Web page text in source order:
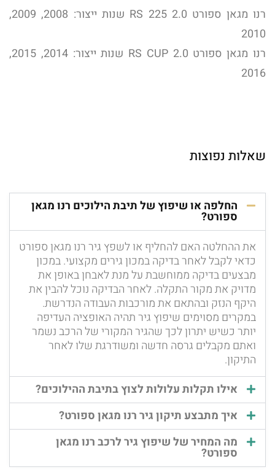
רנו מגאן ספורט 2.0 RS 225 שנות ייצור: 2008, 2009,
2010
רנו מגאן ספורט 2.0 RS CUP שנות ייצור: 2014, 2015,
2016
שאלות נפוצות
החלפה או שיפוץ של תיבת הילוכים רנו מגאן
ספורט?
את ההחלטה האם להחליף או לשפץ גיר רנו מגאן ספורט
כדאי לקבל לאחר בדיקה במכון גירים מקצועי. במכון
מבצעים בדיקה ממוחשבת על מנת לאבחן באופן את
מדויק את מקור התקלה. לאחר הבדיקה נוכל להבין את
היקף הנזק ובהתאם את מורכבות העבודה הנדרשת.
במקרים מסוימים שיפוץ גיר תהיה האופציה העדיפה
יותר כשיש יתרון לכך שהגיר המקורי של הרכב נשמר
ואתם מקבלים גרסה חדשה ומשודרגת שלו לאחר
התיקון.
אילו תקלות עלולות לצוץ בתיבת ההילוכים?
איך מתבצע תיקון גיר רנו מגאן ספורט?
מה המחיר של שיפוץ גיר לרכב רנו מגאן
ספורט?